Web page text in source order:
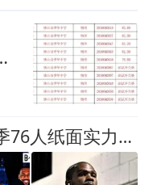
杜兰特语出惊人！新赛季76人纸面实力胜过17宇宙勇